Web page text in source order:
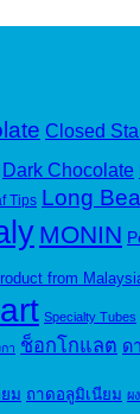
Closed
Dark Chocolate
Tips Long
MONIN
from
Specialty Tubes
า ช็อกโกแลต ด
ม ถาดอลูมิเนียม ผ